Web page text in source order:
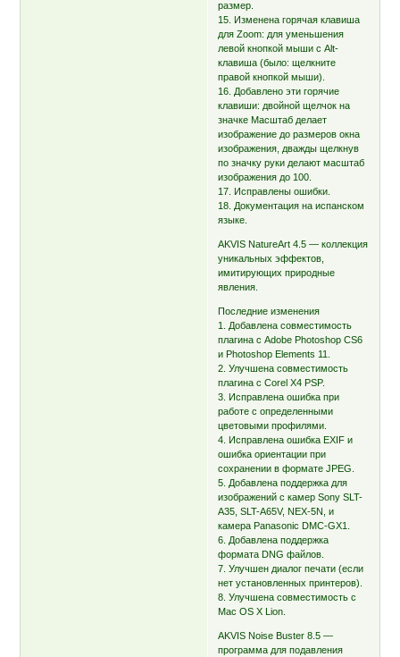
размер.
15. Изменена горячая клавиша
для Zoom: для уменьшения
левой кнопкой мыши с Alt-
клавиша (было: щелкните
правой кнопкой мыши).
16. Добавлено эти горячие
клавиши: двойной щелчок на
значке Масштаб делает
изображение до размеров окна
изображения, дважды щелкнув
по значку руки делают масштаб
изображения до 100.
17. Исправлены ошибки.
18. Документация на испанском
языке.
AKVIS NatureArt 4.5 — коллекция
уникальных эффектов,
имитирующих природные
явления.
Последние изменения
1. Добавлена совместимость
плагина с Adobe Photoshop CS6
и Photoshop Elements 11.
2. Улучшена совместимость
плагина с Corel X4 PSP.
3. Исправлена ошибка при
работе с определенными
цветовыми профилями.
4. Исправлена ошибка EXIF и
ошибка ориентации при
сохранении в формате JPEG.
5. Добавлена поддержка для
изображений с камер Sony SLT-
A35, SLT-A65V, NEX-5N, и
камера Panasonic DMC-GX1.
6. Добавлена поддержка
формата DNG файлов.
7. Улучшен диалог печати (если
нет установленных принтеров).
8. Улучшена совместимость с
Mac OS X Lion.
AKVIS Noise Buster 8.5 —
программа для подавления